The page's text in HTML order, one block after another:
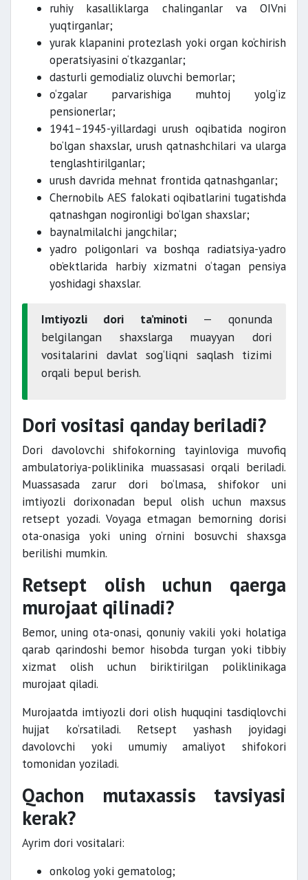
ruhiy kasalliklarga chalinganlar va OIVni
yuqtirganlar;
yurak klapanini protezlash yoki organ ko‘chirish
operatsiyasini o‘tkazganlar;
dasturli gemodializ oluvchi bemorlar;
o‘zgalar parvarishiga muhtoj yolg‘iz
pensionerlar;
1941–1945-yillardagi urush oqibatida nogiron
bo‘lgan shaxslar, urush qatnashchilari va ularga
tenglashtirilganlar;
urush davrida mehnat frontida qatnashganlar;
Chernobilь AES falokati oqibatlarini tugatishda
qatnashgan nogironligi bo‘lgan shaxslar;
baynalmilalchi jangchilar;
yadro poligonlari va boshqa radiatsiya-yadro
ob’ektlarida harbiy xizmatni o‘tagan pensiya
yoshidagi shaxslar.
Imtiyozli dori ta’minoti— qonunda
belgilangan shaxslarga muayyan dori
vositalarini davlat sog‘liqni saqlash tizimi
orqali bepul berish.
Dori vositasi qanday beriladi?
Dori davolovchi shifokorning tayinloviga muvofiq
ambulatoriya-poliklinika muassasasi orqali beriladi.
Muassasada zarur dori bo‘lmasa, shifokor uni
imtiyozli dorixonadan bepul olish uchun maxsus
retsept yozadi. Voyaga etmagan bemorning dorisi
ota-onasiga yoki uning o‘rnini bosuvchi shaxsga
berilishi mumkin.
Retsept olish uchun qaerga
murojaat qilinadi?
Bemor, uning ota-onasi, qonuniy vakili yoki holatiga
qarab qarindoshi bemor hisobda turgan yoki tibbiy
xizmat olish uchun biriktirilgan poliklinikaga
murojaat qiladi.
Murojaatda imtiyozli dori olish huquqini tasdiqlovchi
hujjat ko‘rsatiladi. Retsept yashash joyidagi
davolovchi yoki umumiy amaliyot shifokori
tomonidan yoziladi.
Qachon mutaxassis tavsiyasi
kerak?
Ayrim dori vositalari:
onkolog yoki gematolog;